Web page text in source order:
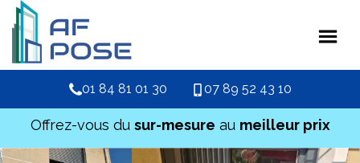
01 84 81 01 30 07 89 52 43 10
Offrez-vous du sur-mesure au meilleur prix